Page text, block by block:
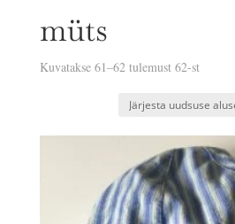
müts
Kuvatakse 61–62 tulemust 62-stSorditud